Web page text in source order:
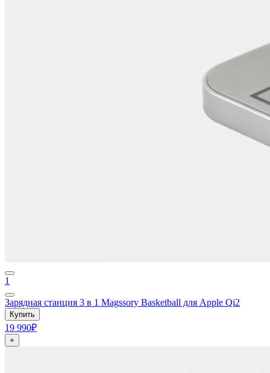
1
Зарядная станция 3 в 1 Magssory Basketball для Apple Qi2
Купить
19 990₽
+